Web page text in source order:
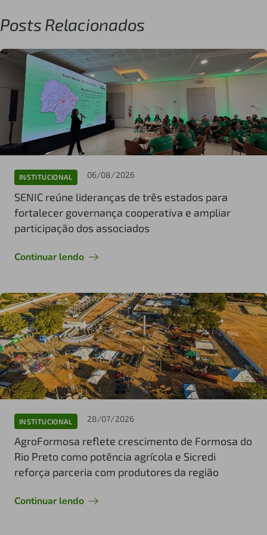
Posts Relacionados
INSTITUCIONAL 06/08/2026
SENIC reúne lideranças de três estados para
fortalecer governança cooperativa e ampliar
participação dos associados
Continuar lendo
INSTITUCIONAL 28/07/2026
AgroFormosa reflete crescimento de Formosa do
Rio Preto como potência agrícola e Sicredi
reforça parceria com produtores da região
Continuar lendo